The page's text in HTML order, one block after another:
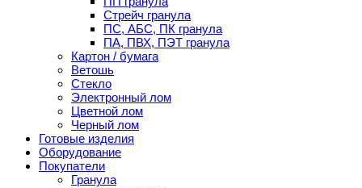
Стрейч гранула
ПС, АБС, ПК гранула
ПА, ПВХ, ПЭТ гранула
Картон / бумага
Ветошь
Стекло
Электронный лом
Цветной лом
Черный лом
Готовые изделия
Оборудование
Покупатели
Гранула